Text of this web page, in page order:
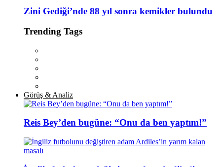
Zini Gediği’nde 88 yıl sonra kemikler bulundu
Trending Tags
Görüş & Analiz
Reis Bey’den bugüne: “Onu da ben yaptım!”